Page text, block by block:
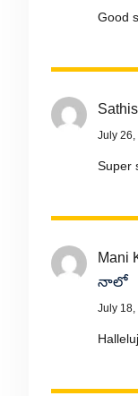
Good
July 26,
Super
Mani
నాలో
July 18,